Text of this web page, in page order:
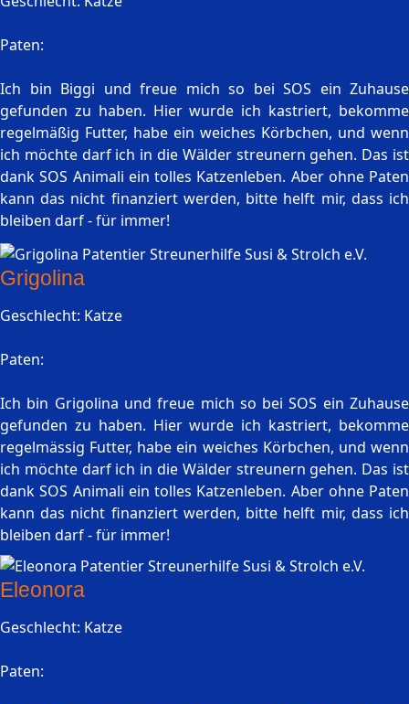
Paten:
Ich bin Biggi und freue mich so bei SOS ein Zuhause
gefunden zu haben. Hier wurde ich kastriert, bekomme
regelmäßig Futter, habe ein weiches Körbchen, und wenn
ich möchte darf ich in die Wälder streunern gehen. Das ist
dank SOS Animali ein tolles Katzenleben. Aber ohne Paten
kann das nicht finanziert werden, bitte helft mir, dass ich
bleiben darf - für immer!
Grigolina
Geschlecht: Katze
Paten:
Ich bin Grigolina und freue mich so bei SOS ein Zuhause
gefunden zu haben. Hier wurde ich kastriert, bekomme
regelmässig Futter, habe ein weiches Körbchen, und wenn
ich möchte darf ich in die Wälder streunern gehen. Das ist
dank SOS Animali ein tolles Katzenleben. Aber ohne Paten
kann das nicht finanziert werden, bitte helft mir, dass ich
bleiben darf - für immer!
Eleonora
Geschlecht: Katze
Paten: